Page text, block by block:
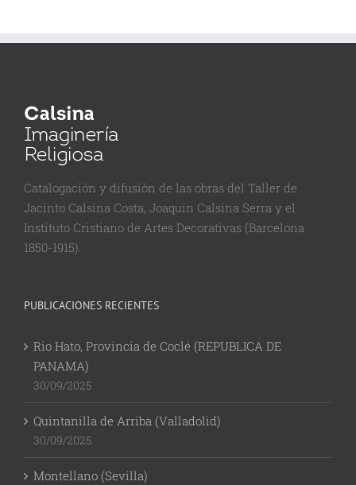
Catalogación y difusión de las obras del Taller de
Jacinto Calsina Costa, Joaquin Calsina Serra y el
Instituto Cristiano de Artes Decorativas (Barcelona
1850-1915).
PUBLICACIONES RECIENTES
Rio Hato, Provincia de Coclé (REPUBLICA DE
PANAMA)
30/09/2025
Quintanilla de Arriba (Valladolid)
30/09/2025
Montellano (Sevilla)